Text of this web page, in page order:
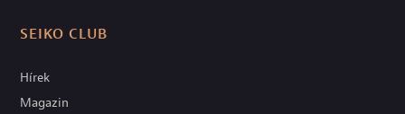
SEIKO CLUB
Hírek
Magazin